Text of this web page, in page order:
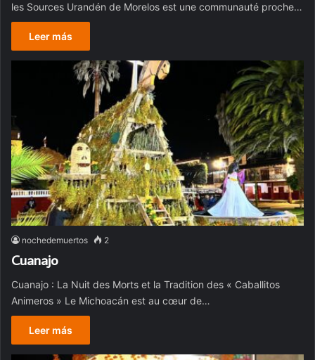
les Sources Urandén de Morelos est une communauté proche…
Leer más
nochedemuertos 2
Cuanajo
Cuanajo : La Nuit des Morts et la Tradition des « Caballitos
Animeros » Le Michoacán est au cœur de…
Leer más